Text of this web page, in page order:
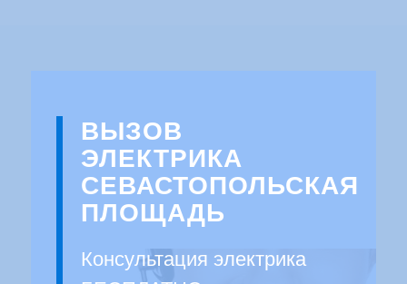
ВЫЗОВ
ЭЛЕКТРИКА
СЕВАСТОПОЛЬСКАЯ
ПЛОЩАДЬ
Консультация электрика